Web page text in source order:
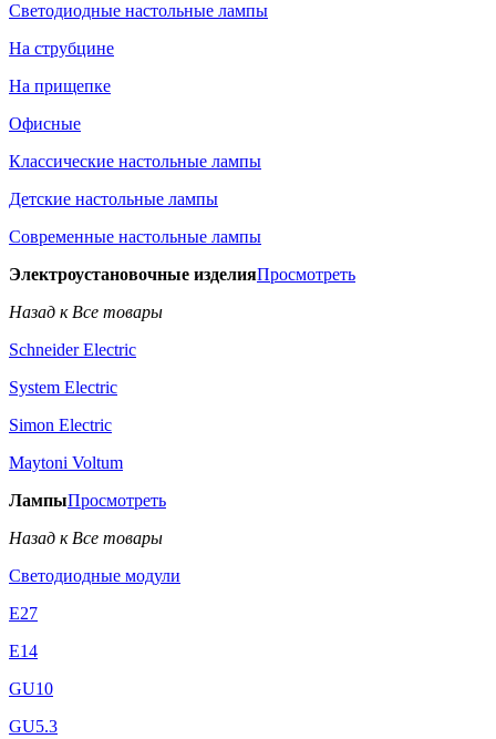
Светодиодные настольные лампы
На струбцине
На прищепке
Офисные
Классические настольные лампы
Детские настольные лампы
Современные настольные лампы
Электроустановочные изделияПросмотреть
Назад к Все товары
Schneider Electric
System Electric
Simon Electric
Maytoni Voltum
ЛампыПросмотреть
Назад к Все товары
Светодиодные модули
E27
E14
GU10
GU5.3